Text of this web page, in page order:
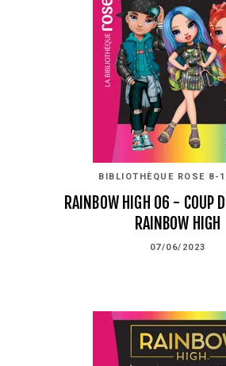
BIBLIOTHÈQUE ROSE 8-
RAINBOW HIGH 06 - COUP
RAINBOW HIGH
07/06/2023